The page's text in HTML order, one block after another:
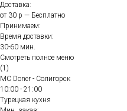
Доставка:
от 30 р — Бесплатно
Принимаем:
Время доставки:
30-60 мин.
Смотреть полное меню
(1)
MC Doner - Солигорск
10:00 - 21:00
Турецкая кухня